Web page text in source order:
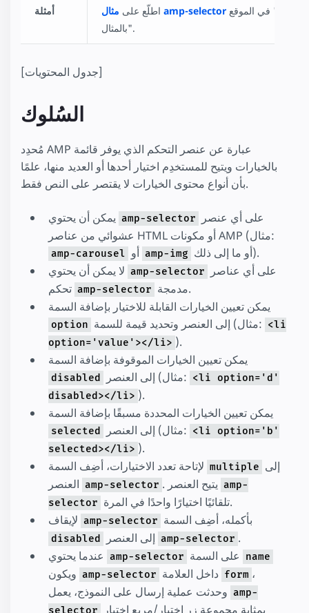
أمثلة اطلّع على مثال amp-selector
بالمثال".
[جدول المحتويات]
السُلوك
مُحدِد AMP عبارة عن عنصر التحكم الذي يوفر قائمة
بالخيارات ويتيح للمستخدِم اختيار أحدها أو العديد منها، علمًا
بأن أنواع محتوى الخيارات لا يقتصر على النص فقط.
amp-selector
عشوائي من عناصر HTML أو مكونات AMP (مثال:
amp-carousel amp-img
أو ما إلى ذلك).
amp-selector
amp-selector
مدمجة.
يمكن تعيين الخيارات القابلة للاختيار بإضافة السمة
option إلى العنصر وتحديد قيمة للسمة (مثال: <li
option='value'></li> ).
يمكن تعيين الخيارات الموقوفة بإضافة السمة
disabled إلى العنصر (مثال: <li option='d'
disabled></li> ).
يمكن تعيين الخيارات المحددة مسبقًا بإضافة السمة
selected إلى العنصر (مثال: <li option='b'
selected></li> ).
multiple
amp-selector
amp-
selector
تلقائيًا اختيارًا واحدًا في المرة.
amp-selector بأكمله، أضِف السمة
disabled amp-selector .
amp-selector name
amp-selector form ،
amp-